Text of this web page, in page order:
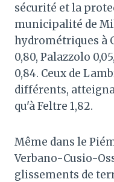
sécurité et la
municipalité de
hydrométriques à
0,80, Palazzolo
0,84. Ceux de
différents,
qu'à Feltre 1,82.
Même dans le
Verbano-Cusio-
glissements de